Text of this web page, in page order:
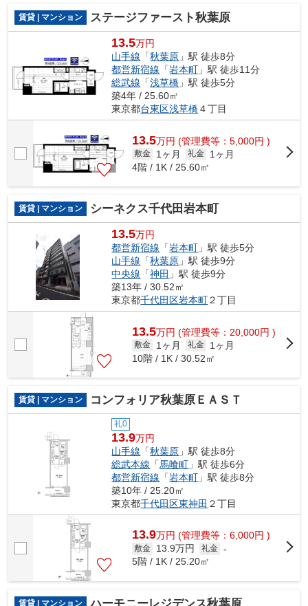
賃貸 | マンション ステージファースト秋葉原
13.5万円
山手線 「秋葉原 」駅 徒歩8分
都営新宿線 「岩本町 」駅 徒歩11分
総武線 「浅草橋 」駅 徒歩5分
築4年 / 25.60㎡
東京都台東区浅草橋４丁目
13.5万円 (管理費等：5,000円 )
敷金 1ヶ月 礼金
1ヶ月
4階 / 1K / 25.60㎡
賃貸 | マンション シーネクス千代田岩本町
13.5万円
都営新宿線 「岩本町 」駅 徒歩5分
山手線 「秋葉原 」駅 徒歩9分
中央線 「神田 」駅 徒歩9分
築13年 / 30.52㎡
東京都千代田区岩本町２丁目
13.5万円 (管理費等：20,000円 )
敷金 1ヶ月 礼金
1ヶ月
10階 / 1K / 30.52㎡
賃貸 | マンション コンフォリア秋葉原ＥＡＳＴ
礼0
13.9万円
山手線 「秋葉原 」駅 徒歩8分
総武本線 「馬喰町 」駅 徒歩6分
都営新宿線 「岩本町 」駅 徒歩8分
築10年 / 25.20㎡
東京都千代田区東神田 ２丁目
13.9万円 (管理費等：6,000円 )
敷金 13.9万円 礼金 -
5階 / 1K / 25.20㎡
賃貸 | マンション